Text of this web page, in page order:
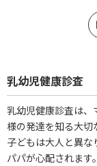
乳幼児健康診査
乳幼児健康診査は
様の発達を知る大切
子どもは大人と異な
パパが心配されます。